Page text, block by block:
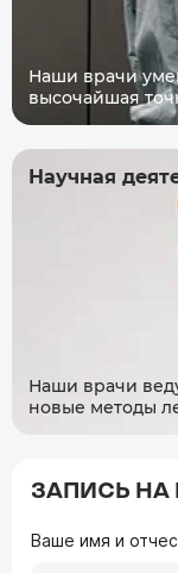
Наши врачи
высочайшая
Научная
Наши врачи
новые методы
ЗАПИСЬ НА
Ваше имя и